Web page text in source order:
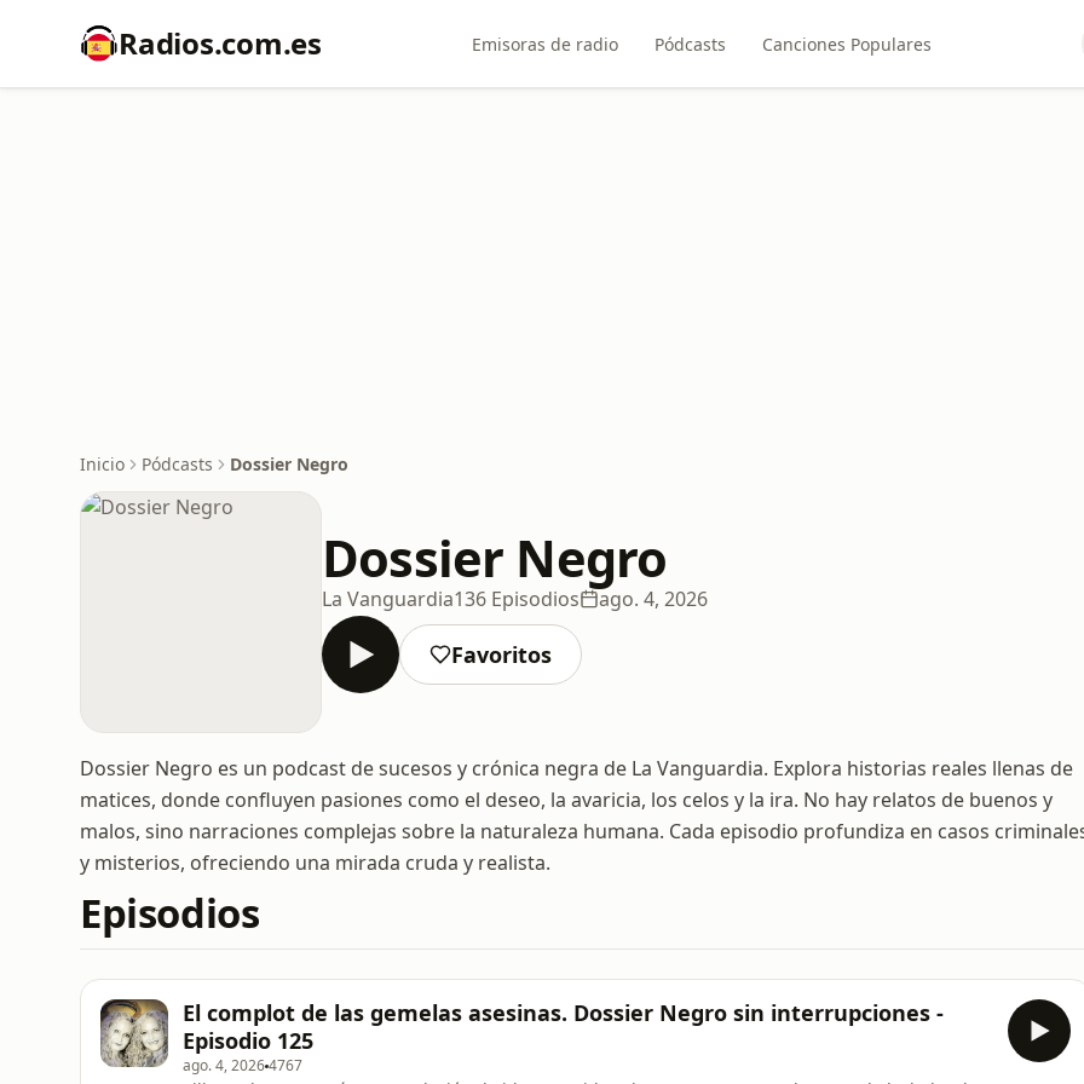
Radios.com.es Emisoras de radio Pódcasts Canciones Populares
Inicio Pódcasts Dossier Negro
Dossier Negro
La Vanguardia136 Episodios ago. 4, 2026
Favoritos
Dossier Negro es un podcast de sucesos y crónica negra de La Vanguardia. Explora historias reales llenas de
matices, donde confluyen pasiones como el deseo, la avaricia, los celos y la ira. No hay relatos de buenos y
malos, sino narraciones complejas sobre la naturaleza humana. Cada episodio profundiza en casos
y misterios, ofreciendo una mirada cruda y realista.
Episodios
El complot de las gemelas asesinas. Dossier Negro sin interrupciones -
Episodio 125
ago. 4, 20264767